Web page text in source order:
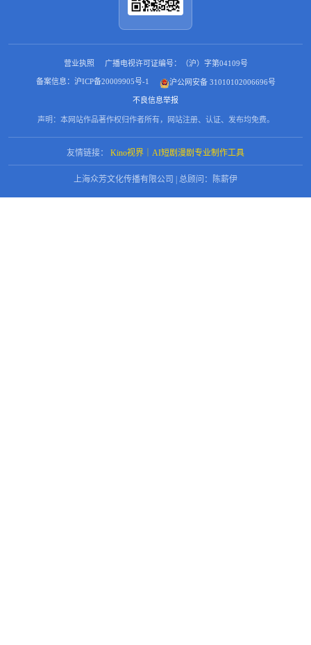
营业执照 广播电视许可证编号：（沪）字第04109号
备案信息：沪ICP备20009905号-1 沪公网安备 31010102006696号
不良信息举报
声明：本网站作品著作权归作者所有，网站注册、认证、发布均免费。
友情链接： Kino视界｜AI短剧漫剧专业制作工具
上海众芳文化传播有限公司 | 总顾问：陈薪伊